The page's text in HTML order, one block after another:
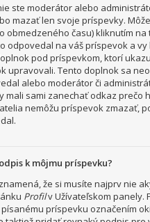
ste moderátor alebo
mazať len svoje príspevky.
obmedzeného času) kliknutím na
odpovedal na váš príspevok a
pod príspevkom, ktorí
upravovali. Tento doplnok sa
alebo moderátor či
mali sami zanechať odkaz prečo
nemôžu príspevok zmazať,
k môjmu príspevku?
že si musíte najprv nie
Profilv Užívateľskom panely.
príspevku označením